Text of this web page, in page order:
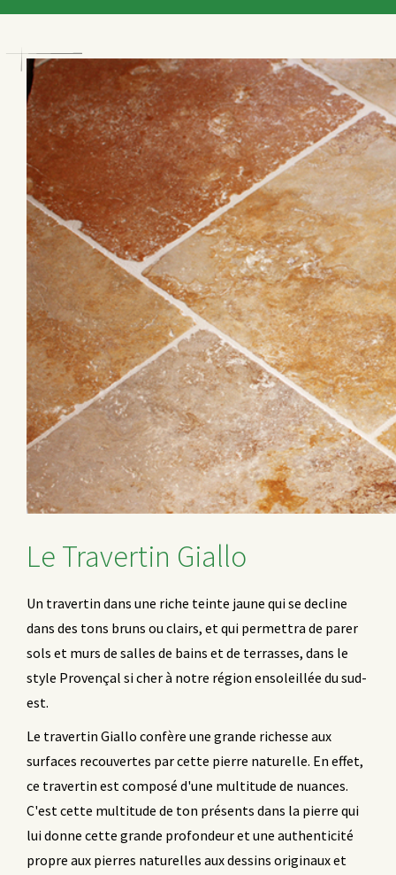
Le Travertin Giallo
Un travertin dans une riche teinte jaune qui se decline
dans des tons bruns ou clairs, et qui permettra de parer
sols et murs de salles de bains et de terrasses, dans le
style Provençal si cher à notre région ensoleillée du sud-
est.
Le travertin Giallo confère une grande richesse aux
surfaces recouvertes par cette pierre naturelle. En effet,
ce travertin est composé d'une multitude de nuances.
C'est cette multitude de ton présents dans la pierre qui
lui donne cette grande profondeur et une authenticité
propre aux pierres naturelles aux dessins originaux et